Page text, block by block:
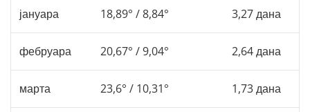
јануара 18,89° / 8,84° 3,27 дана
фебруара 20,67° / 9,04° 2,64 дана
марта 23,6° / 10,31° 1,73 дана